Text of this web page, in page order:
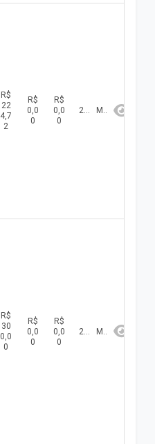
R$
22
4,7
2
R$
0,0
0
R$
0,0
0
2026 Maio
R$
30
0,0
0
R$
0,0
0
R$
0,0
0
2026 Maio